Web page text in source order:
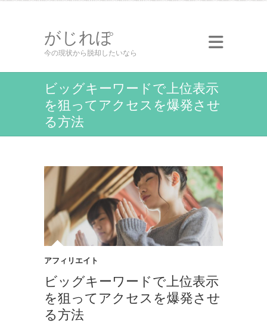
がじれぽ
今の現状から脱却したいなら
ビッグキーワードで上位表示
を狙ってアクセスを爆発させ
る方法
アフィリエイト
ビッグキーワードで上位表示
を狙ってアクセスを爆発させ
る方法